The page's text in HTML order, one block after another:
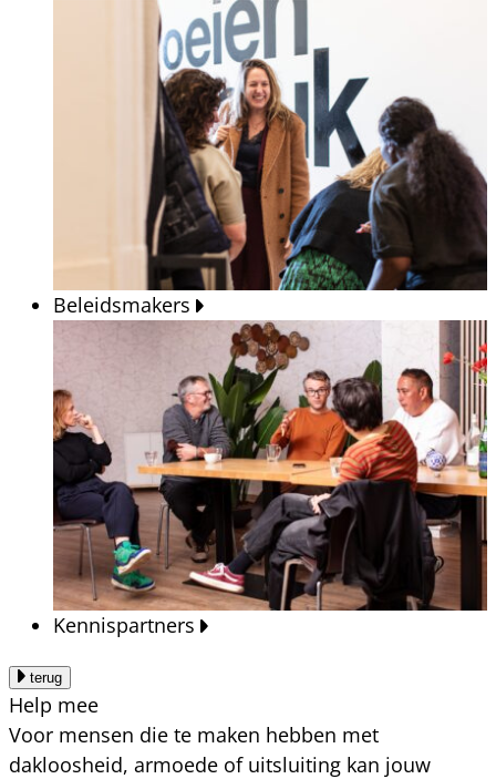
Beleidsmakers
Kennispartners
terug
Help mee
Voor mensen die te maken hebben met
dakloosheid, armoede of uitsluiting kan jouw